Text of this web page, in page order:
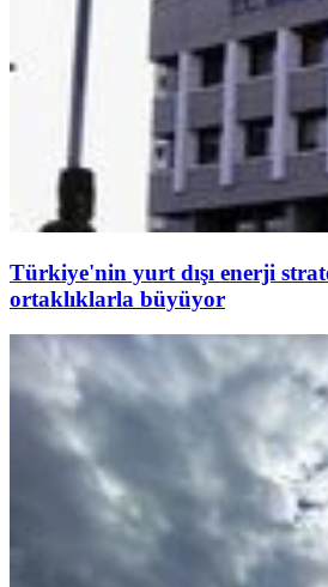
Türkiye'nin yurt dışı enerji
ortaklıklarla büyüyor